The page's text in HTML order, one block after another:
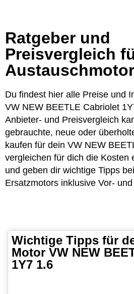
Ratgeber und
Preisvergleich
Du findest hier alle Preise und
VW NEW BEETLE Cabriolet
Anbieter- und Preisvergleich
gebrauchte, neue oder
kaufen für dein VW NEW
vergleichen für dich die Kosten
und geben dir wichtige Tipps
Ersatzmotors inklusive Vor-
Wichtige Tipps für
Motor VW NEW
1Y7 1.6